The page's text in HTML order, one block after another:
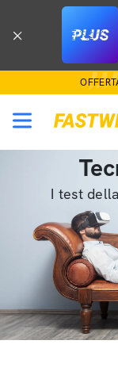
I test